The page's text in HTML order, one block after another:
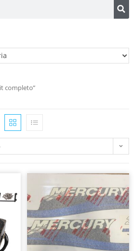
completo”